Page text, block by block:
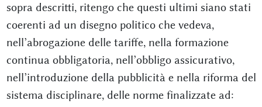
sopra descritti, ritengo che questi ultimi siano stati
coerenti ad un disegno politico che vedeva,
nell’abrogazione delle tariffe, nella formazione
continua obbligatoria, nell’obbligo assicurativo,
nell’introduzione della pubblicità e nella riforma del
sistema disciplinare, delle norme finalizzate ad: